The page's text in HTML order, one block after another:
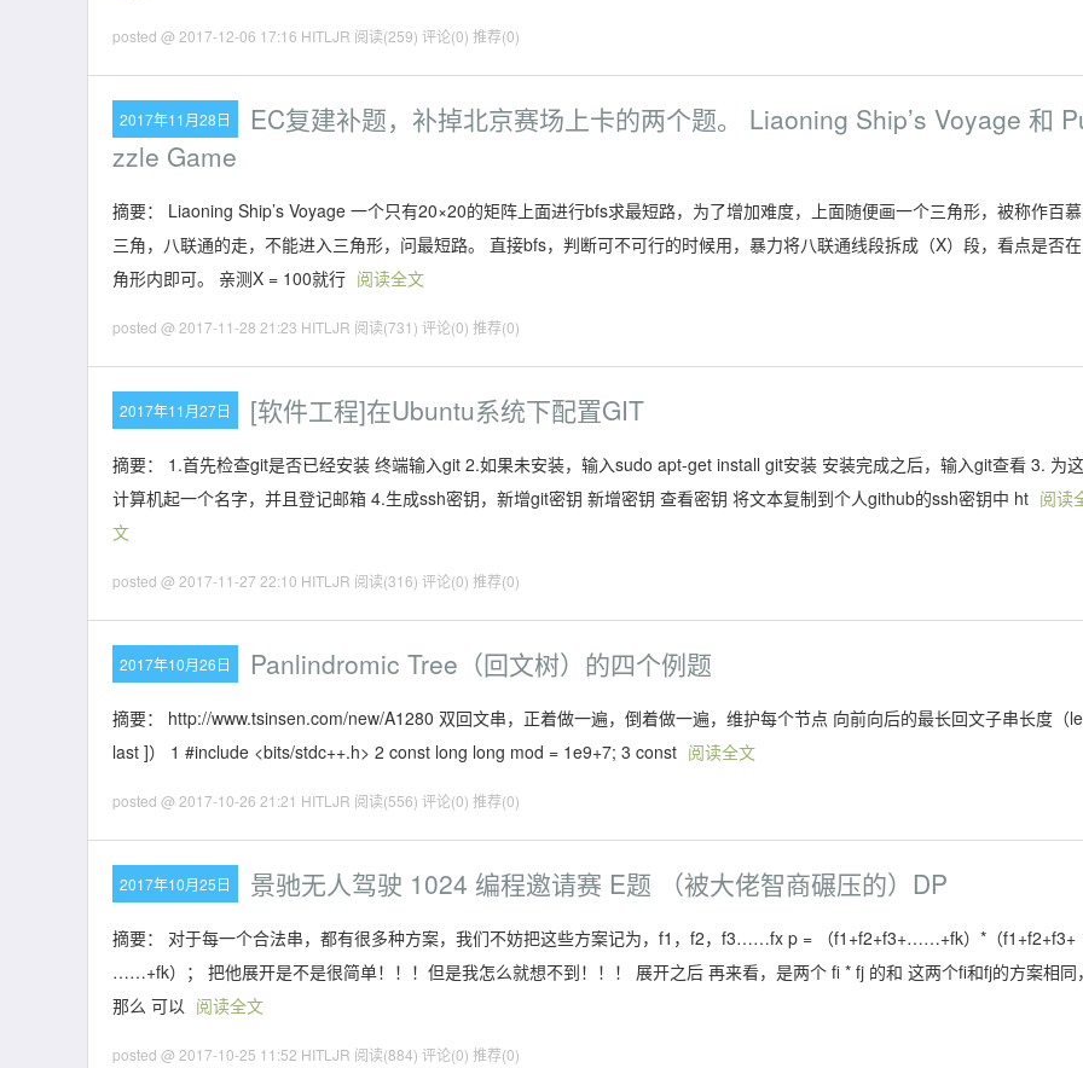
posted @ 2017-12-06 17:16 HITLJR 阅读(259) 评论(0) 推荐(0)
2017年11月28日
EC复建补题，补掉北京赛场上卡的两个题。 Liaoning Ship’s Voyage 和
zzle Game
摘要： Liaoning Ship’s Voyage 一个只有20×20的矩阵上面进行bfs求最短路，为了增加难度，上面随便画一个三角形，被称作百
三角，八联通的走，不能进入三角形，问最短路。 直接bfs，判断可不可行的时候用，暴力将八联通线段拆成（X）段，看点是否
角形内即可。 亲测X = 100就行 阅读全文
posted @ 2017-11-28 21:23 HITLJR 阅读(731) 评论(0) 推荐(0)
2017年11月27日 [软件工程]在Ubuntu系统下配置GIT
摘要： 1.首先检查git是否已经安装 终端输入git 2.如果未安装，输入sudo apt-get install git安装 安装完成之后，输入git查看 3. 为
计算机起一个名字，并且登记邮箱 4.生成ssh密钥，新增git密钥 新增密钥 查看密钥 将文本复制到个人github的ssh密钥中 ht 阅读
文
posted @ 2017-11-27 22:10 HITLJR 阅读(316) 评论(0) 推荐(0)
2017年10月26日 Panlindromic Tree（回文树）的四个例题
摘要： http://www.tsinsen.com/new/A1280 双回文串，正着做一遍，倒着做一遍，维护每个节点 向前向后的最长回文子串长度（
last ]） 1 #include <bits/stdc++.h> 2 const long long mod = 1e9+7; 3 const 阅读全文
posted @ 2017-10-26 21:21 HITLJR 阅读(556) 评论(0) 推荐(0)
2017年10月25日 景驰无人驾驶 1024 编程邀请赛 E题 （被大佬智商碾压的）DP
摘要： 对于每一个合法串，都有很多种方案，我们不妨把这些方案记为，f1，f2，f3……fx p = （f1+f2+f3+……+fk）*（f1+f2+f3+
……+fk）； 把他展开是不是很简单！！！但是我怎么就想不到！！！ 展开之后 再来看，是两个 fi * fj 的和 这两个fi和fj的方案相同
那么 可以 阅读全文
posted @ 2017-10-25 11:52 HITLJR 阅读(884) 评论(0) 推荐(0)